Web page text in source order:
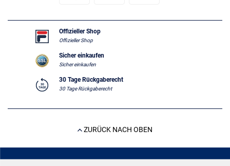
Offizieller Shop
Offizieller Shop
Sicher einkaufen
Sicher einkaufen
30 Tage Rückgaberecht
30 Tage Rückgaberecht
ZURÜCK NACH OBEN